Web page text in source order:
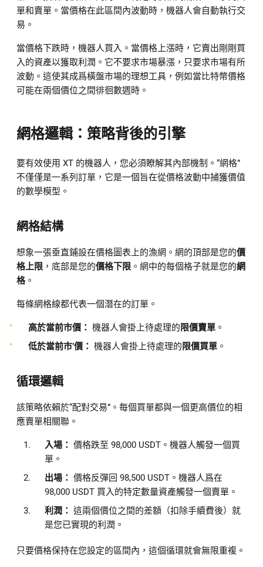
單和賣單。當價格在此區間內波動時，機器人會自動執行交
易。
當價格下跌時，機器人買入。當價格上漲時，它賣出剛剛買
入的資產以獲取利潤。它不要求市場暴漲，只要求市場有所
波動。這使其成爲橫盤市場的理想工具，例如當比特幣價格
可能在兩個價位之間徘徊數週時。
網格邏輯：策略背後的引擎
要有效使用 XT 的機器人，您必須瞭解其內部機制。“網格”
不僅僅是一系列訂單，它是一個旨在從價格波動中捕獲價值
的數學模型。
網格結構
想象一張垂直鋪設在價格圖表上的漁網。網的頂部是您的價
格上限 ，底部是您的價格下限 。網中的每個格子就是您的網
格。
每條網格線都代表一個潛在的訂單。
高於當前市價： 機器人會掛上待處理的 限價賣單 。
低於當前市’價： 機器人會掛上待處理的 限價買單 。
循環邏輯
該策略依賴於“配對交易”。每個買單都與一個更高價位的相
應賣單相關聯。
入場： 價格跌至 98,000 USDT。機器人觸發一個買
單。
出場： 價格反彈回 98,500 USDT。機器人爲在
98,000 USDT 買入的特定數量資產觸發一個賣單。
利潤： 這兩個價位之間的差額（扣除手續費後）就
是您已實現的利潤。
只要價格保持在您設定的區間內，這個循環就會無限重複。